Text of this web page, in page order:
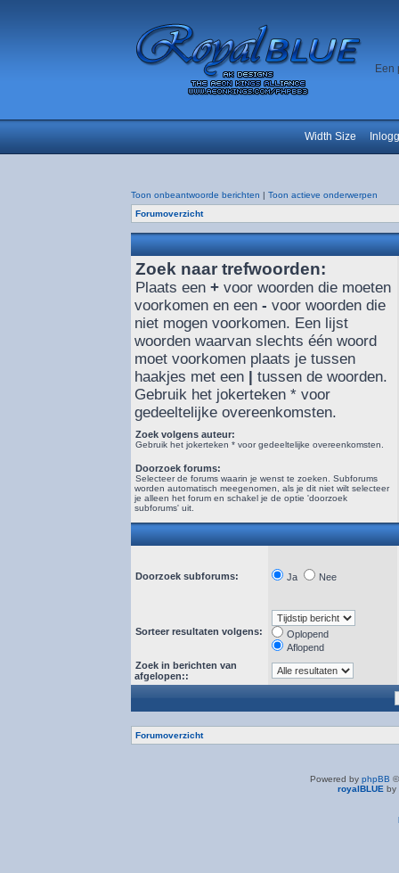
Een
Width Size
Toon onbeantwoorde berichten | Toon actieve onderwerpen
Forumoverzicht
Zoek naar trefwoorden:
Plaats een + voor woorden die moeten
voorkomen en een - voor woorden die
niet mogen voorkomen. Een lijst
woorden waarvan slechts één woord
moet voorkomen plaats je tussen
haakjes met een | tussen de woorden.
Gebruik het jokerteken * voor
gedeeltelijke overeenkomsten.
Zoek volgens auteur:
Gebruik het jokerteken * voor gedeeltelijke overeenkomsten.
Doorzoek forums:
Selecteer de forums waarin je wenst te zoeken. Subforums
worden automatisch meegenomen, als je dit niet wilt selecteer
je alleen het forum en schakel je de optie 'doorzoek
subforums' uit.
Doorzoek subforums: Ja Nee
Sorteer resultaten volgens:
Oplopend
Aflopend
Zoek in berichten van
afgelopen::
Forumoverzicht
Powered by phpBB
royalBLUE by